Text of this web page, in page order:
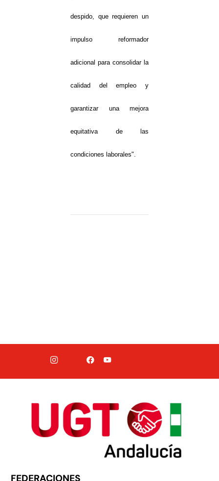
despido, que requieren un
impulso reformador
adicional para consolidar la
calidad del empleo y
garantizar una mejora
equitativa de las
condiciones laborales".
FEDERACIONES